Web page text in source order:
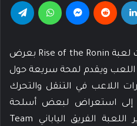
، حظيت لعبة Rise of the Ronin بعرض
ويقدم لمحة سريعة حول
اللاعب في التنقل والتحرك
إلى استعراض لبعض أسلحة
البطل الرئيسي. يتولى تطوير اللعبة الفريق الياباني Team